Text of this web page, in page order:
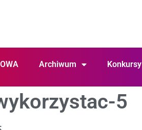
Archiwum Konkursy
5